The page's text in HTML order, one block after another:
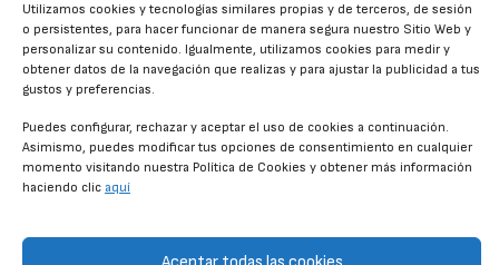
Utilizamos cookies y tecnologías similares propias y de terceros, de sesión
o persistentes, para hacer funcionar de manera segura nuestro Sitio Web y
personalizar su contenido. Igualmente, utilizamos cookies para medir y
obtener datos de la navegación que realizas y para ajustar la publicidad a tus
gustos y preferencias.
Puedes configurar, rechazar y aceptar el uso de cookies a continuación.
Asimismo, puedes modificar tus opciones de consentimiento en cualquier
momento visitando nuestra Política de Cookies y obtener más información
haciendo clic aquí
Aceptar todas las cookies
ALFOMBRA ROJA
ANUNCIOS DE CINE
POLÍTICA DE PRIVACIDAD